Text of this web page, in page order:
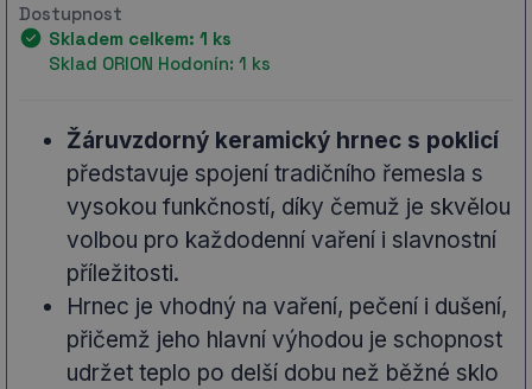
Dostupnost
Skladem celkem: 1 ks
Sklad ORION Hodonín: 1 ks
Žáruvzdorný keramický hrnec s poklicí
představuje spojení tradičního řemesla s
vysokou funkčností, díky čemuž je skvělou
volbou pro každodenní vaření i slavnostní
příležitosti.
Hrnec je vhodný na vaření, pečení i dušení,
přičemž jeho hlavní výhodou je schopnost
udržet teplo po delší dobu než běžné sklo